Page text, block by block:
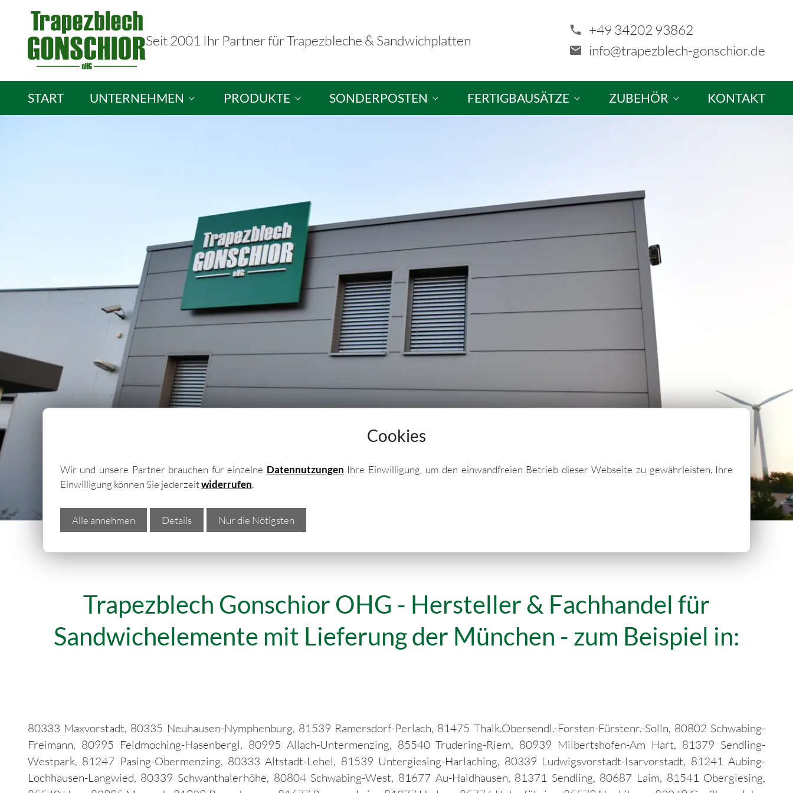
Seit 2001 Ihr Partner für Trapezbleche & Sandwichplatten
+49 34202 93862
info@trapezblech-gonschior.de
START UNTERNEHMEN PRODUKTE
Brandschutzplatten
Lichtplatten
Trapezbleche
Wellbleche / Profilbleche
SONDERPOSTEN
Brandschutzelemente
FERTIGBAUSÄTZE ZUBEHÖR
Kalotten
KONTAKT
Trapezblech Gonschior OHG - Hersteller & Fachhandel für
Sandwichelemente mit Lieferung der München - zum Beispiel in:
80333 Maxvorstadt, 80335 Neuhausen-Nymphenburg, 81539 Ramersdorf-Perlach, 81475 Thalk.Obersendl.-Forsten-Fürstenr.-Solln, 80802 Schwabing-
Freimann, 80995 Feldmoching-Hasenbergl, 80995 Allach-Untermenzing, 85540 Trudering-Riem, 80939 Milbertshofen-Am Hart, 81379 Sendling-
Westpark, 81247 Pasing-Obermenzing, 80333 Altstadt-Lehel, 81539 Untergiesing-Harlaching, 80339 Ludwigsvorstadt-Isarvorstadt, 81241 Aubing-
Lochhausen-Langwied, 80339 Schwanthalerhöhe, 80804 Schwabing-West, 81677 Au-Haidhausen, 81371 Sendling, 80687 Laim, 81541 Obergiesing,
Cookies
Wir und unsere Partner brauchen für einzelne Datennutzungen Ihre Einwilligung, um den einwandfreien Betrieb dieser Webseite zu gewährleisten. Ihre
Einwilligung können Sie jederzeitwiderrufen.
Alle annehmen Details Nur die Nötigsten